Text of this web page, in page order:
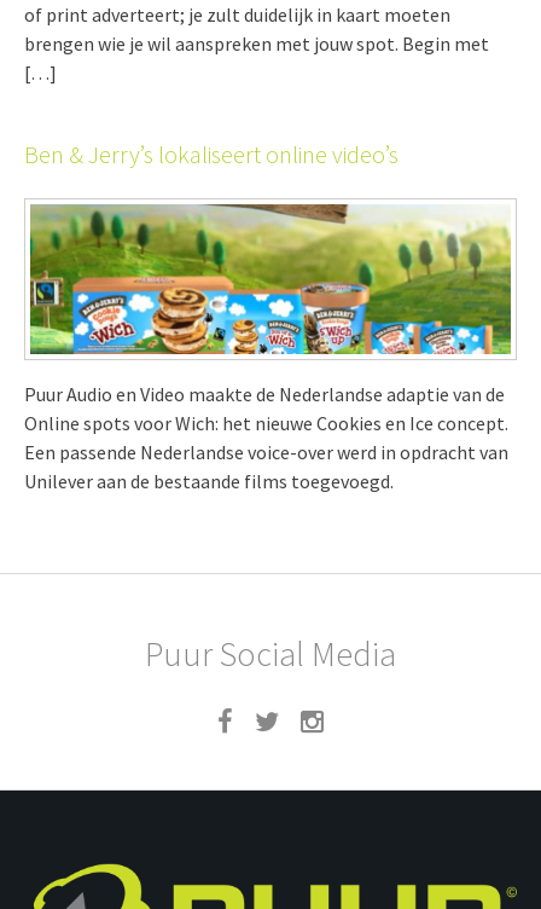
of print adverteert; je zult duidelijk in kaart moeten
brengen wie je wil aanspreken met jouw spot. Begin met
[…]
Ben & Jerry’s lokaliseert online video’s
Puur Audio en Video maakte de Nederlandse adaptie van de
Online spots voor Wich: het nieuwe Cookies en Ice concept.
Een passende Nederlandse voice-over werd in opdracht van
Unilever aan de bestaande films toegevoegd.
Puur Social Media